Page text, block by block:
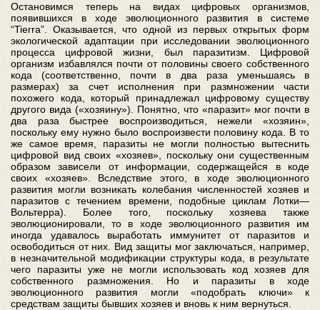
Остановимся теперь на видах цифровых организмов,
появившихся в ходе эволюционного развития в системе
“Tierra”. Оказывается, что одной из первых открытых форм
экологической адаптации при исследовании эволюционного
процесса цифровой жизни, был паразитизм. Цифровой
организм избавлялся почти от половины своего собственного
кода (соответственно, почти в два раза уменьшаясь в
размерах) за счет исполнения при размножении части
похожего кода, который принадлежал цифровому существу
другого вида («хозяину»). Понятно, что «паразит» мог почти в
два раза быстрее воспроизводиться, нежели «хозяин»,
поскольку ему нужно было воспроизвести половину кода. В то
же самое время, паразиты не могли полностью вытеснить
цифровой вид своих «хозяев», поскольку они существенным
образом зависели от информации, содержащейся в коде
своих «хозяев». Вследствие этого, в ходе эволюционного
развития могли возникать колебания численностей хозяев и
паразитов с течением времени, подобные циклам Лотки—
Вольтерра). Более того, поскольку хозяева также
эволюционировали, то в ходе эволюционного развития им
иногда удавалось выработать иммунитет от паразитов и
освободиться от них. Вид защиты мог заключаться, например,
в незначительной модификации структуры кода, в результате
чего паразиты уже не могли использовать код хозяев для
собственного размножения. Но и паразиты в ходе
эволюционного развития могли «подобрать ключи» к
средствам защиты бывших хозяев и вновь к ним вернуться.